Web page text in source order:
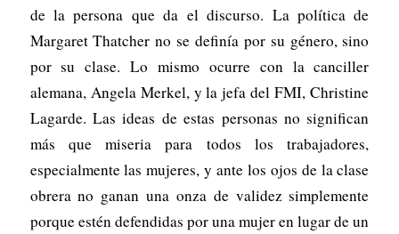
de la persona que da el discurso. La política de
Margaret Thatcher no se definía por su género, sino
por su clase. Lo mismo ocurre con la canciller
alemana, Angela Merkel, y la jefa del FMI, Christine
Lagarde. Las ideas de estas personas no significan
más que miseria para todos los trabajadores,
especialmente las mujeres, y ante los ojos de la clase
obrera no ganan una onza de validez simplemente
porque estén defendidas por una mujer en lugar de un